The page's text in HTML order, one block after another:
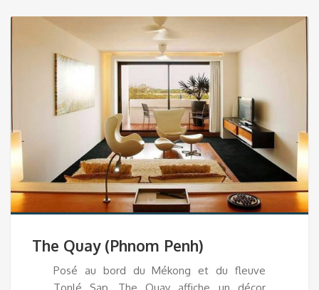
The Quay (Phnom Penh)
Posé au bord du Mékong et du fleuve